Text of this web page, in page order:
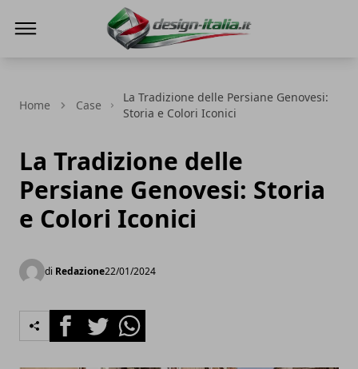
Home Case
La Tradizione delle Persiane Genovesi:
Storia e Colori Iconici
La Tradizione delle
Persiane Genovesi: Storia
e Colori Iconici
di Redazione22/01/2024
FacebookTwitterWhatsapp